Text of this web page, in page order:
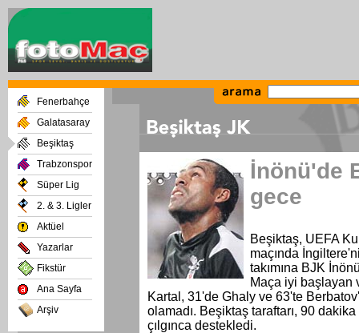
Fenerbahçe
Galatasaray
Beşiktaş
Trabzonspor
Süper Lig
2. & 3. Ligler
Aktüel
Yazarlar
Fikstür
Ana Sayfa
Arşiv
İnönü'de
gece
Beşiktaş, UEFA
maçında
takımına BJK
Maça iyi başlayan
Kartal, 31'de Ghaly ve 63'te
olamadı. Beşiktaş taraftarı, 90 dakika
çılgınca destekledi.